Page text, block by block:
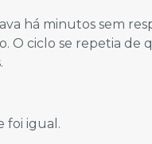
há minutos sem
O ciclo se repetia de
foi igual.